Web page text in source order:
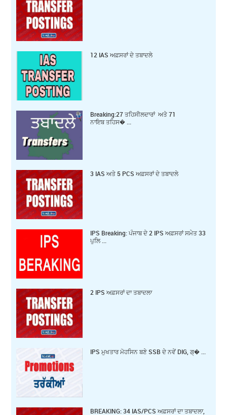
12 IAS ਅਫ਼ਸਰਾਂ ਦੇ ਤਬਾਦਲੇ
Breaking:27 ਤਹਿਸੀਲਦਾਰਾਂ ਅਤੇ 71
ਨਾਇਬ ਤਹਿਸ� ...
3 IAS ਅਤੇ 5 PCS ਅਫ਼ਸਰਾਂ ਦੇ ਤਬਾਦਲੇ
IPS Breaking: ਪੰਜਾਬ ਦੇ 2 IPS ਅਫ਼ਸਰਾਂ ਸਮੇਤ 33
ਪੁਲਿ ...
2 IPS ਅਫ਼ਸਰਾਂ ਦਾ ਤਬਾਦਲਾ
IPS ਮੁਖਤਾਰ ਮੋਹਸਿਨ ਬਣੇ SSB ਦੇ ਨਵੇਂ DIG, ਗ੍� ...
BREAKING: 34 IAS/PCS ਅਫ਼ਸਰਾਂ ਦਾ ਤਬਾਦਲਾ,